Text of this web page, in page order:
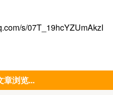
s/07T_19hcYZUmAkzI
章浏览...